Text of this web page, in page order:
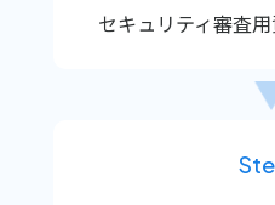
セキュリティ審査